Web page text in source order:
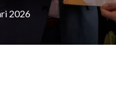
2026